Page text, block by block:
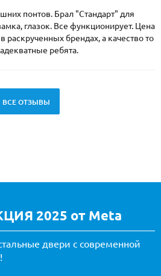
понтов. Брал "Стандарт" для
глазок. Все функционирует. Цена
раскрученных брендах, а качество то
ребята.
ВСЕ ОТЗЫВЫ
2025 от Meta
двери с современной